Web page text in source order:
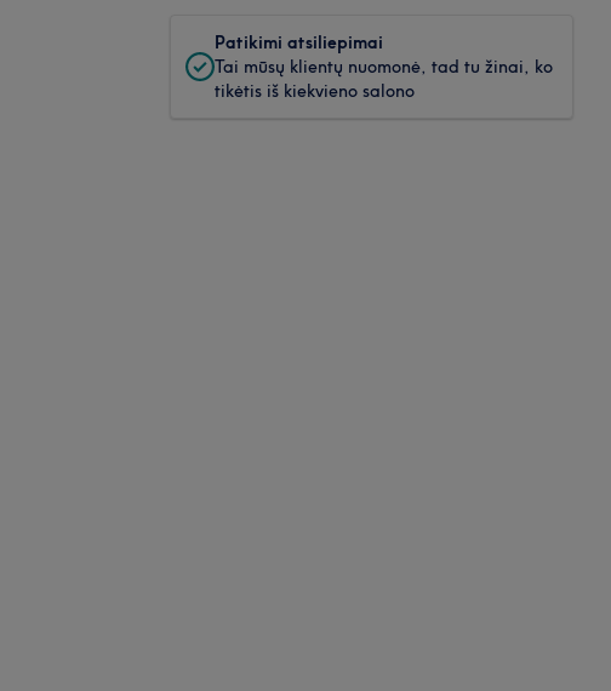
Patikimi atsiliepimai
Tai mūsų klientų nuomonė, tad tu žinai, ko
tikėtis iš kiekvieno salono